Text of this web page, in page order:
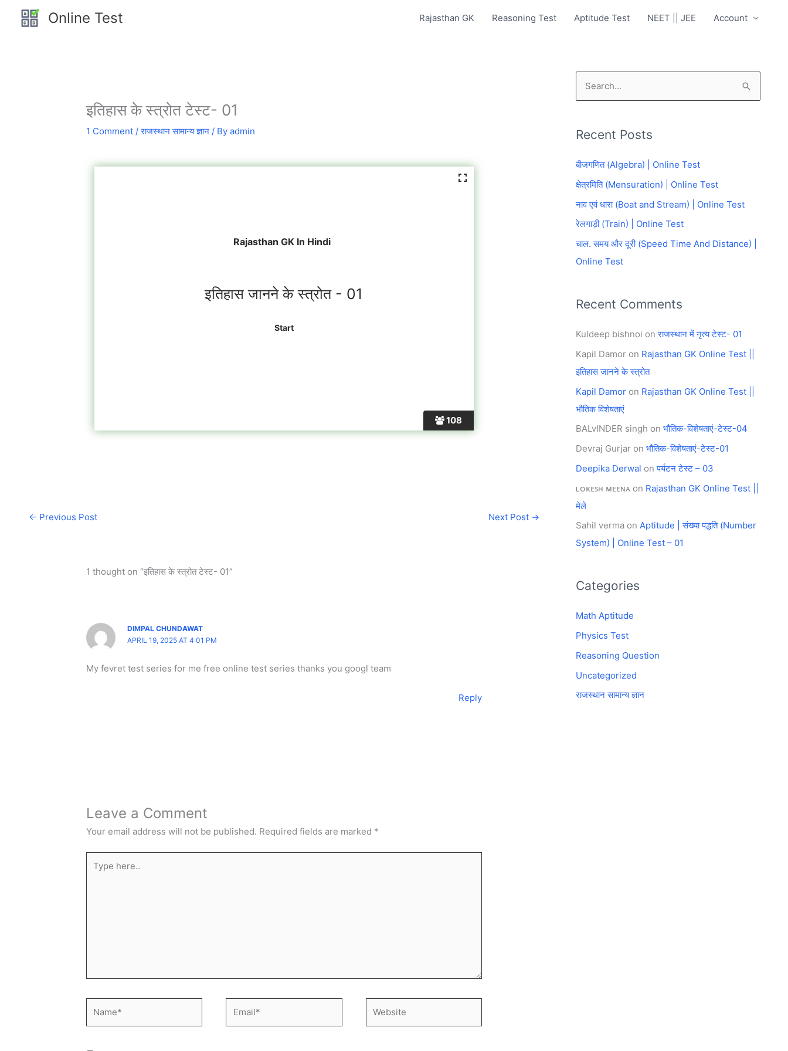
Online Test Rajasthan GK Reasoning Test Aptitude Test NEET || JEE Account
इतिहास के स्त्रोत टेस्ट- 01
1 Comment /राजस्थान सामान्य ज्ञान / Byadmin
108
Rajasthan GK In Hindi
इतिहास जानने के स्त्रोत - 01
← Previous Post Next Post →
1 thought on “इतिहास के स्त्रोत टेस्ट- 01”
DIMPAL CHUNDAWAT
APRIL 19, 2025 AT 4:01 PM
My fevret test series for me free online test series thanks you googl team
Reply
Leave a Comment
Your email address will not be published. Required fields are marked *
here..
r
c
o
r
:
Recent Posts
बीजगणित (Algebra) | Online Test
क्षेत्रमिति (Mensuration) | Online Test
नाव एवं धारा (Boat and Stream) | Online Test
रेलगाड़ी (Train) | Online Test
चाल. समय और दूरी (Speed Time And Distance) |
Online Test
Recent Comments
Kuldeep bishnoi onराजस्थान में नृत्य टेस्ट- 01
Kapil Damor on Rajasthan GK Online Test ||
इतिहास जानने के स्त्रोत
Kapil Damor on Rajasthan GK Online Test ||
भौतिक विशेषताएं
BALvINDER singh on भौतिक-विशेषताएं-टेस्ट-04
Devraj Gurjar on भौतिक-विशेषताएं-टेस्ट-01
Deepika Derwal onपर्यटन टेस्ट – 03
ʟᴏᴋᴇꜱʜ ᴍᴇᴇɴᴀ on Rajasthan GK Online Test ||
मेले
Sahil verma on Aptitude | संख्या पद्धति (Number
System) | Online Test – 01
Categories
Math Aptitude
Physics Test
Reasoning Question
Uncategorized
राजस्थान सामान्य ज्ञान